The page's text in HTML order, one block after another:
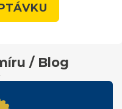
/ Blog